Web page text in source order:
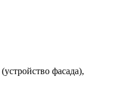
фасада),